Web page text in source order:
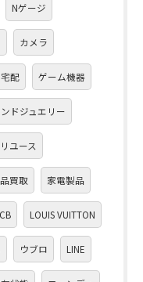
Nゲージ
カメラ
宅配 ゲーム機器
ドジュエリー
リユース
買取 家電製品
LOUIS VUITTON
ウブロ LINE